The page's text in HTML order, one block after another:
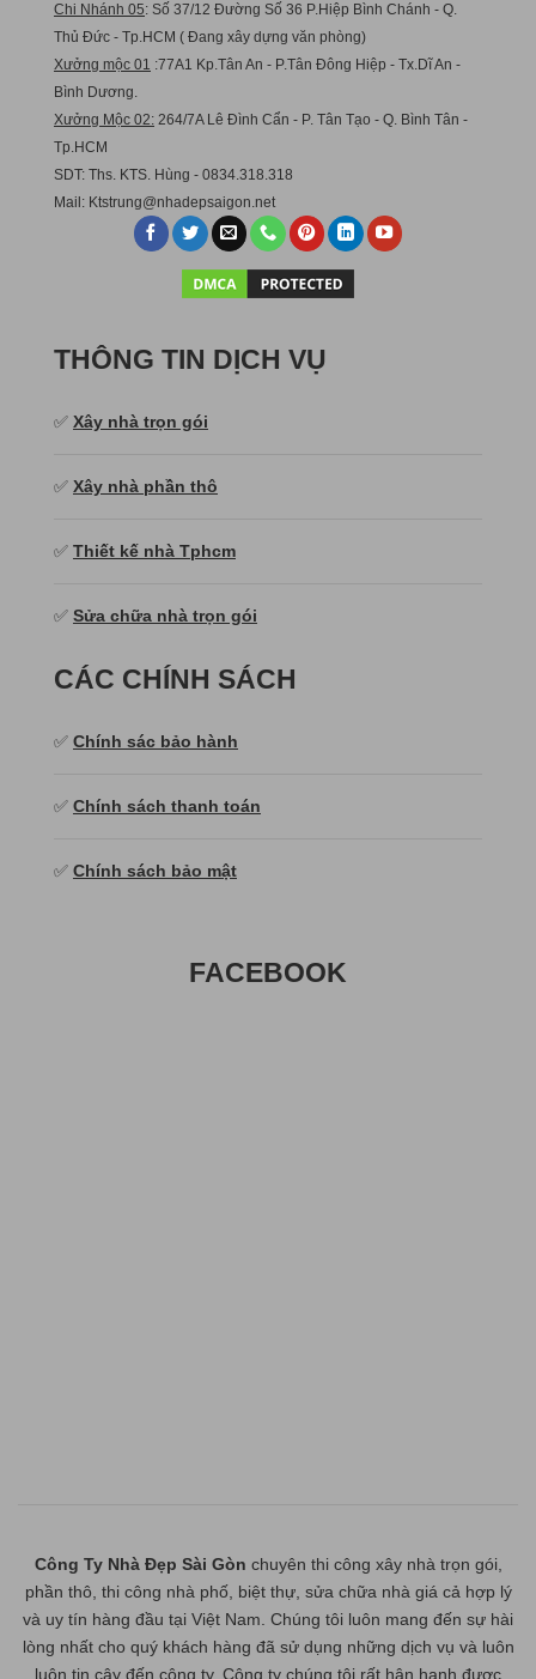
Chi Nhánh 05: Số 37/12 Đường Số 36 P.Hiệp Bình Chánh - Q.
Thủ Đức - Tp.HCM ( Đang xây dựng văn phòng)
Xưởng mộc 01
:77A1 Kp.Tân An - P.Tân Đông Hiệp - Tx.Dĩ An -
Bình Dương.
Xưởng Mộc 02: 264/7A Lê Đình Cẩn - P. Tân Tạo - Q. Bình Tân -
Tp.HCM
SDT: Ths. KTS. Hùng - 0834.318.318
Mail: Ktstrung@nhadepsaigon.net
THÔNG TIN DỊCH VỤ
✅ Xây nhà trọn gói
✅ Xây nhà phần thô
✅ Thiết kế nhà Tphcm
✅ Sửa chữa nhà trọn gói
CÁC CHÍNH SÁCH
✅ Chính sác bảo hành
✅ Chính sách thanh toán
✅ Chính sách bảo mật
FACEBOOK
Công Ty Nhà Đẹp Sài Gòn chuyên thi công xây nhà trọn gói,
phần thô, thi công nhà phố, biệt thự, sửa chữa nhà giá cả hợp lý
và uy tín hàng đầu tại Việt Nam. Chúng tôi luôn mang đến sự hài
lòng nhất cho quý khách hàng đã sử dụng những dịch vụ và luôn
luôn tin cậy đến công ty. Công ty chúng tôi rất hân hạnh được